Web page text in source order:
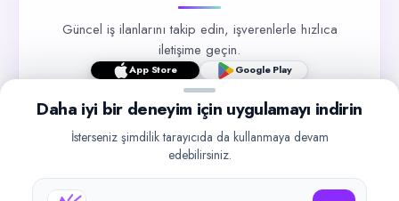
Güncel iş ilanlarını takip edin, işverenlerle hızlıca
iletişime geçin.
App Store Google Play
Daha iyi bir deneyim için uygulamayı indirin
İsterseniz şimdilik tarayıcıda da kullanmaya devam
edebilirsiniz.